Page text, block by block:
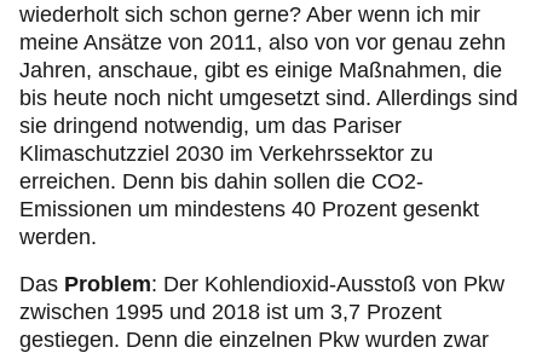
wiederholt sich schon gerne? Aber wenn ich mir
meine Ansätze von 2011, also von vor genau zehn
Jahren, anschaue, gibt es einige Maßnahmen, die
bis heute noch nicht umgesetzt sind. Allerdings sind
sie dringend notwendig, um das Pariser
Klimaschutzziel 2030 im Verkehrssektor zu
erreichen. Denn bis dahin sollen die CO2-
Emissionen um mindestens 40 Prozent gesenkt
werden.
Das Problem: Der Kohlendioxid-Ausstoß von Pkw
zwischen 1995 und 2018 ist um 3,7 Prozent
gestiegen. Denn die einzelnen Pkw wurden zwar